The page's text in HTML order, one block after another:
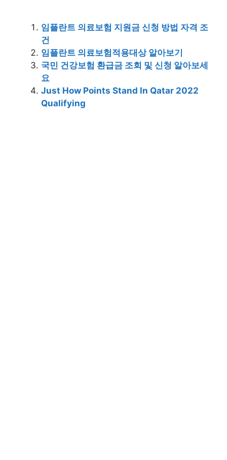
임플란트 의료보험 지원금 신청 방법 자격 조
건
임플란트 의료보험적용대상 알아보기
국민 건강보험 환급금 조회 및 신청 알아보세
요
Just How Points Stand In Qatar 2022
Qualifying